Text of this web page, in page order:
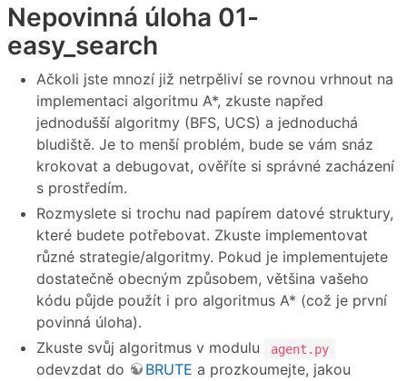
Nepovinná úloha 01-
easy_search
Ačkoli jste mnozí již netrpěliví se rovnou vrhnout na
implementaci algoritmu A*, zkuste napřed
jednodušší algoritmy (BFS, UCS) a jednoduchá
bludiště. Je to menší problém, bude se vám snáz
krokovat a debugovat, ověříte si správné zacházení
s prostředím.
Rozmyslete si trochu nad papírem datové struktury,
které budete potřebovat. Zkuste implementovat
různé strategie/algoritmy. Pokud je implementujete
dostatečně obecným způsobem, většina vašeho
kódu půjde použít i pro algoritmus A* (což je první
povinná úloha).
Zkuste svůj algoritmus v modulu
agent.py
odevzdat do BRUTE a prozkoumejte, jakou